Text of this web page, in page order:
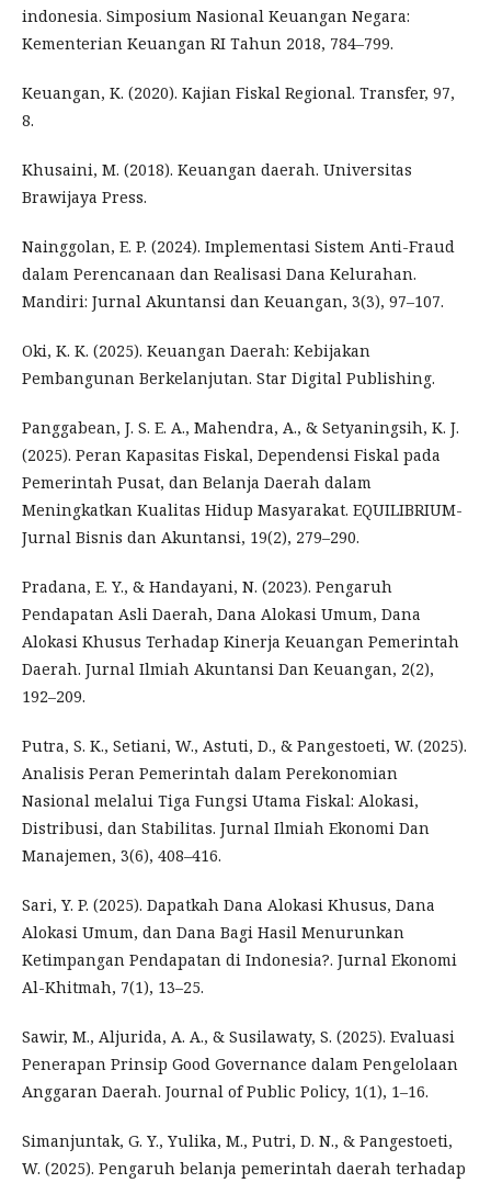
indonesia. Simposium Nasional Keuangan Negara:
Kementerian Keuangan RI Tahun 2018, 784–799.
Keuangan, K. (2020). Kajian Fiskal Regional. Transfer, 97,
8.
Khusaini, M. (2018). Keuangan daerah. Universitas
Brawijaya Press.
Nainggolan, E. P. (2024). Implementasi Sistem Anti-Fraud
dalam Perencanaan dan Realisasi Dana Kelurahan.
Mandiri: Jurnal Akuntansi dan Keuangan, 3(3), 97–107.
Oki, K. K. (2025). Keuangan Daerah: Kebijakan
Pembangunan Berkelanjutan. Star Digital Publishing.
Panggabean, J. S. E. A., Mahendra, A., & Setyaningsih, K. J.
(2025). Peran Kapasitas Fiskal, Dependensi Fiskal pada
Pemerintah Pusat, dan Belanja Daerah dalam
Meningkatkan Kualitas Hidup Masyarakat. EQUILIBRIUM-
Jurnal Bisnis dan Akuntansi, 19(2), 279–290.
Pradana, E. Y., & Handayani, N. (2023). Pengaruh
Pendapatan Asli Daerah, Dana Alokasi Umum, Dana
Alokasi Khusus Terhadap Kinerja Keuangan Pemerintah
Daerah. Jurnal Ilmiah Akuntansi Dan Keuangan, 2(2),
192–209.
Putra, S. K., Setiani, W., Astuti, D., & Pangestoeti, W. (2025).
Analisis Peran Pemerintah dalam Perekonomian
Nasional melalui Tiga Fungsi Utama Fiskal: Alokasi,
Distribusi, dan Stabilitas. Jurnal Ilmiah Ekonomi Dan
Manajemen, 3(6), 408–416.
Sari, Y. P. (2025). Dapatkah Dana Alokasi Khusus, Dana
Alokasi Umum, dan Dana Bagi Hasil Menurunkan
Ketimpangan Pendapatan di Indonesia?. Jurnal Ekonomi
Al-Khitmah, 7(1), 13–25.
Sawir, M., Aljurida, A. A., & Susilawaty, S. (2025). Evaluasi
Penerapan Prinsip Good Governance dalam Pengelolaan
Anggaran Daerah. Journal of Public Policy, 1(1), 1–16.
Simanjuntak, G. Y., Yulika, M., Putri, D. N., & Pangestoeti,
W. (2025). Pengaruh belanja pemerintah daerah terhadap